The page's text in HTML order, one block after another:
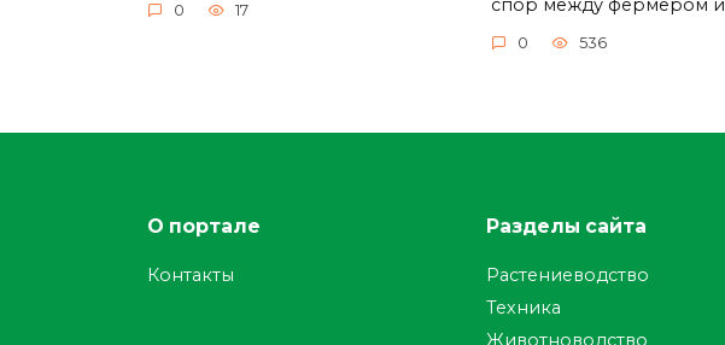
0 17
спор между фермером и
0 536
О портале
Контакты
Разделы сайта
Растениеводство
Техника
Животноводство